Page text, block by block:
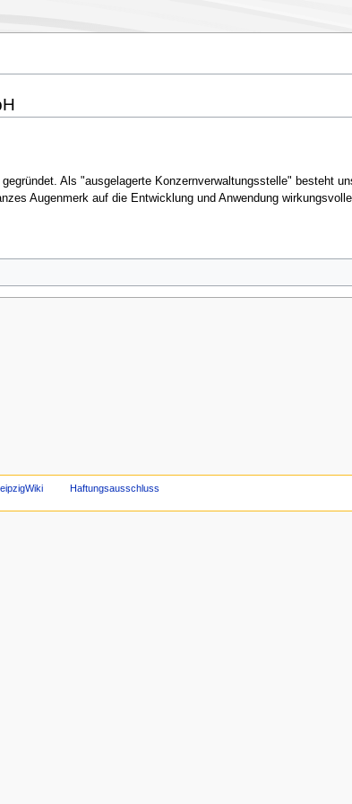
Als "ausgelagerte Konzernverwaltungsstelle" besteht
Augenmerk auf die Entwicklung und Anwendung
Haftungsausschluss